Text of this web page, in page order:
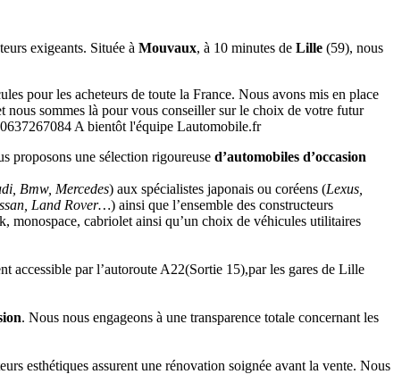
exigeants. Située à Mouvaux, à 10 minutes de Lille (59), nous
pour les acheteurs de toute la France. Nous avons mis en place
sommes là pour vous conseiller sur le choix de votre futur
A bientôt l'équipe Lautomobile.fr
proposons une sélection rigoureuse d’automobiles d’occasion
Bmw, Mercedes) aux spécialistes japonais ou coréens (Lexus,
Land Rover…) ainsi que l’ensemble des constructeurs
monospace, cabriolet ainsi qu’un choix de véhicules utilitaires
par l’autoroute A22(Sortie 15),par les gares de Lille
. Nous nous engageons à une transparence totale concernant les
esthétiques assurent une rénovation soignée avant la vente. Nous